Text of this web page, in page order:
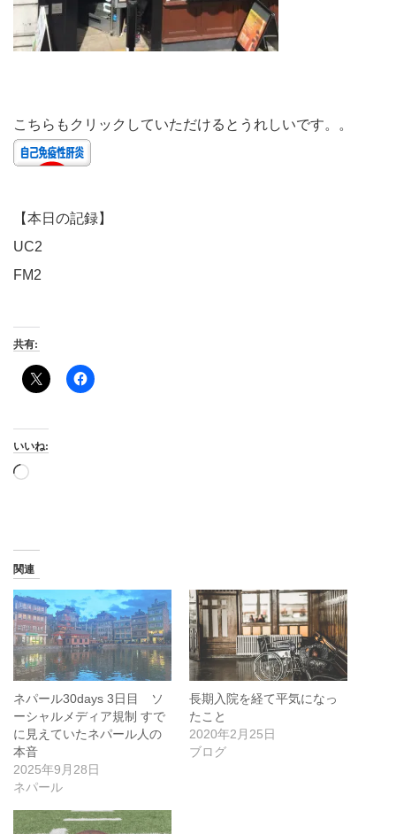
こちらもクリックしていただけるとうれしいです。。
【本日の記録】
UC2
FM2
共有:
いいね:
読
関連
ネパール30days 3日目 ソ
ーシャルメディア規制 すで
に見えていたネパール人の
本音
2025年9月28日
ネパール
長期入院を経て平気になっ
たこと
2020年2月25日
ブログ